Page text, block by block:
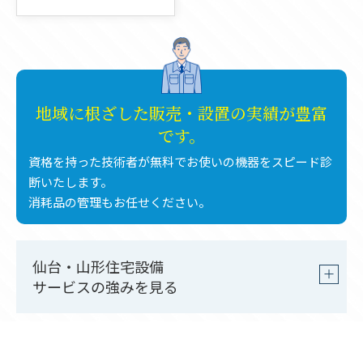
地域に根ざした販売・設置の実績が豊富
です。
資格を持った技術者が無料でお使いの機器をスピード診
断いたします。
消耗品の管理もお任せください。
仙台・山形住宅設備
サービスの強みを見る